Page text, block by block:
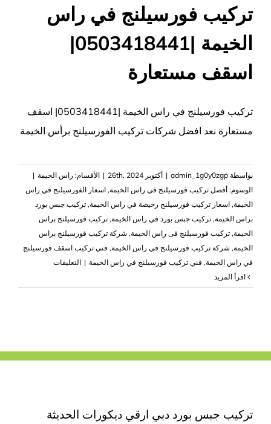
تركيب فورسيلنج في راس
الخيمة |0503418441|
اسقف مستعارة
تركيب فورسيلنج في راس الخيمة |0503418441| اسقف
مستعارة نعد افضل شركات تركيب الفورسيلنج برأس الخيمة
بواسطة admin_1g0y0zgp
| أكتوبر 26th, 2024 | الأقسام: راس الخيمة |
الوسوم: أفضل تركيب فورسيلنج في راس الخيمة, اسعار الفورسيلنج في راس
الخيمة, اسعار تركيب فورسيلنج رخيصة في راس الخيمة, تركيب جبس بورد
براس الخيمة, تركيب جبس بورد في راس الخيمة, تركيب فورسيلنج براس
الخيمة, تركيب فورسيلنج فى راس الخيمة, شركة تركيب فورسيلنج براس
الخيمة, شركة تركيب فورسيلنج في راس الخيمة, فني تركيب اسقف فورسيلنج
في راس الخيمة, فني تركيب فورسيلنج في راس الخيمة | التعليقاتعلى
فورسيلنج
اسقف
تركيب جبس بورد دبي ارقي ديكورات الحديثة